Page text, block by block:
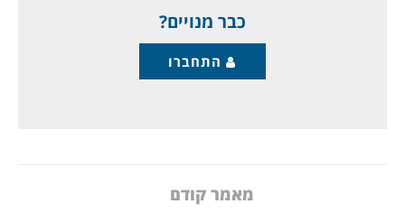
כבר מנויים?
התחברו
מאמר קודם